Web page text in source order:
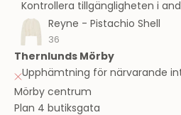
Kontrollera tillgängligheten i
Reyne - Pistachio Shell
36
Thernlunds Mörby
Upphämtning för närvarande
Mörby centrum
Plan 4 butiksgata